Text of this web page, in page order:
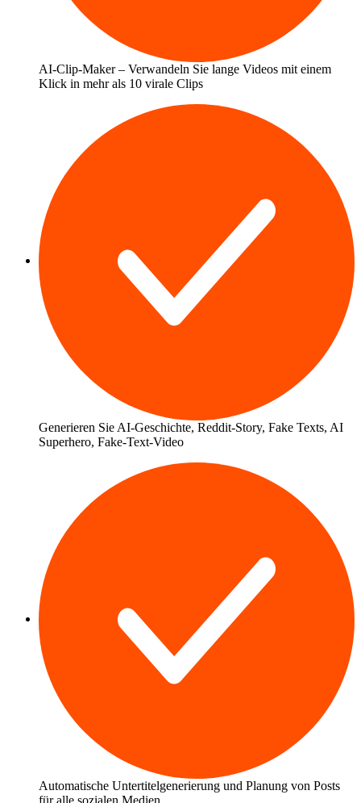
AI-Clip-Maker – Verwandeln Sie lange Videos mit einem
Klick in mehr als 10 virale Clips
Generieren Sie AI-Geschichte, Reddit-Story, Fake Texts, AI
Superhero, Fake-Text-Video
Automatische Untertitelgenerierung und Planung von Posts
für alle sozialen Medien